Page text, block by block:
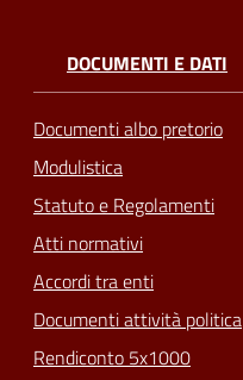
DOCUMENTI E DATI
Documenti albo pretorio
Modulistica
Statuto e Regolamenti
Atti normativi
Accordi tra enti
Documenti attività politica
Rendiconto 5x1000